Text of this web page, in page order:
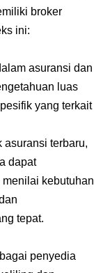
broker
ini:
asuransi dan
luas
yang terkait
asuransi terbaru,
dapat
kebutuhan
tepat.
penyedia